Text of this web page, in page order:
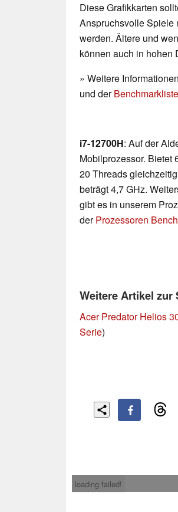
Diese Grafikkarten
Anspruchsvolle Spiele
werden. Ältere und
können auch in hohen
» Weitere
und derBenchmarkliste
i7-12700H: Auf der
Mobilprozessor. Bietet
20 Threads
beträgt 4,7 GHz.
gibt es in unserem
derProzessoren
Weitere Artikel zur
Acer Predator Helios
Serie)
loading failed!